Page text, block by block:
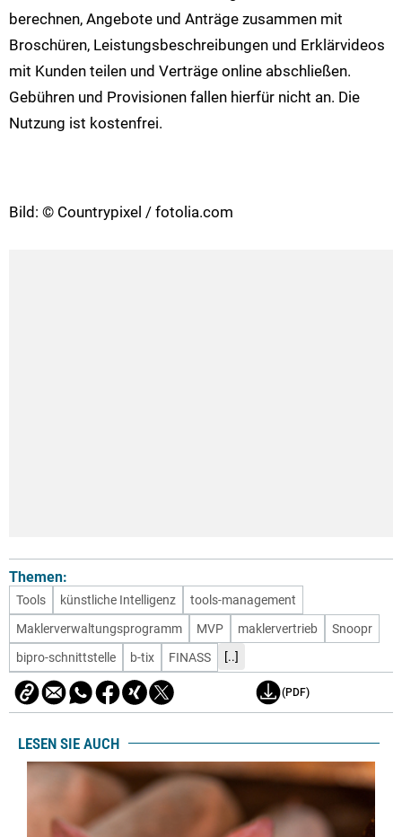
berechnen, Angebote und Anträge zusammen mit
Broschüren, Leistungsbeschreibungen und Erklärvideos
mit Kunden teilen und Verträge online abschließen.
Gebühren und Provisionen fallen hierfür nicht an. Die
Nutzung ist kostenfrei.
Bild: © Countrypixel / fotolia.com
Themen:
Tools künstliche Intelligenz
tools-management
Maklerverwaltungsprogramm
MVP maklervertrieb
Snoopr
bipro-schnittstelle
b-tix FINASS [..]
(PDF)
LESEN SIE AUCH